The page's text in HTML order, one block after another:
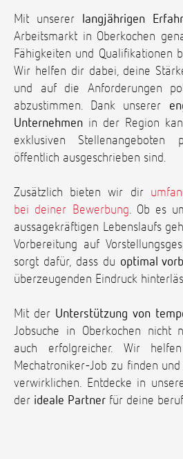
Mit unserer langjährigen
Arbeitsmarkt in Oberkochen
Fähigkeiten und Qualifikationen
Wir helfen dir dabei, deine
und auf die Anforderungen
abzustimmen. Dank unserer
Unternehmen in der Region
exklusiven
öffentlich ausgeschrieben sind.
Zusätzlich bieten wir dir
bei deiner Bewerbung. Ob es
aussagekräftigen Lebenslaufs
Vorbereitung auf
sorgt dafür, dass du optimal
überzeugenden Eindruck
Mit der Unterstützung von
Jobsuche in Oberkochen nicht
auch erfolgreicher. Wir
Mechatroniker-Job zu finden
verwirklichen. Entdecke in
der ideale Partner für deine